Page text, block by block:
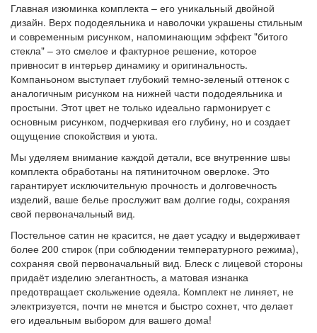
Главная изюминка комплекта – его уникальный двойной
дизайн. Верх пододеяльника и наволочки украшены стильным
и современным рисунком, напоминающим эффект "битого
стекла" – это смелое и фактурное решение, которое
привносит в интерьер динамику и оригинальность.
Компаньоном выступает глубокий темно-зеленый оттенок с
аналогичным рисунком на нижней части пододеяльника и
простыни. Этот цвет не только идеально гармонирует с
основным рисунком, подчеркивая его глубину, но и создает
ощущение спокойствия и уюта.
Мы уделяем внимание каждой детали, все внутренние швы
комплекта обработаны на пятиниточном оверлоке. Это
гарантирует исключительную прочность и долговечность
изделий, ваше белье прослужит вам долгие годы, сохраняя
свой первоначальный вид.
Постельное сатин не красится, не дает усадку и выдерживает
более 200 стирок (при соблюдении температурного режима),
сохраняя свой первоначальный вид. Блеск с лицевой стороны
придаёт изделию элегантность, а матовая изнанка
предотвращает скольжение одеяла. Комплект не линяет, не
электризуется, почти не мнется и быстро сохнет, что делает
его идеальным выбором для вашего дома!